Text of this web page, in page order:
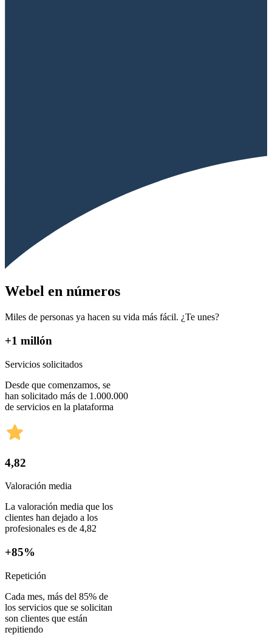
Webel en números
Miles de personas ya hacen su vida más fácil. ¿Te unes?
+1 millón
Servicios solicitados
Desde que comenzamos, se
han solicitado más de 1.000.000
de servicios en la plataforma
4,82
Valoración media
La valoración media que los
clientes han dejado a los
profesionales es de 4,82
+85%
Repetición
Cada mes, más del 85% de
los servicios que se solicitan
son clientes que están
repitiendo